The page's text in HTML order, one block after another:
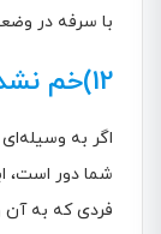
با سرفه در
12)خم نشدن برای برداشتن وسایل
اگر به
شما دور است،
فردی که به آن